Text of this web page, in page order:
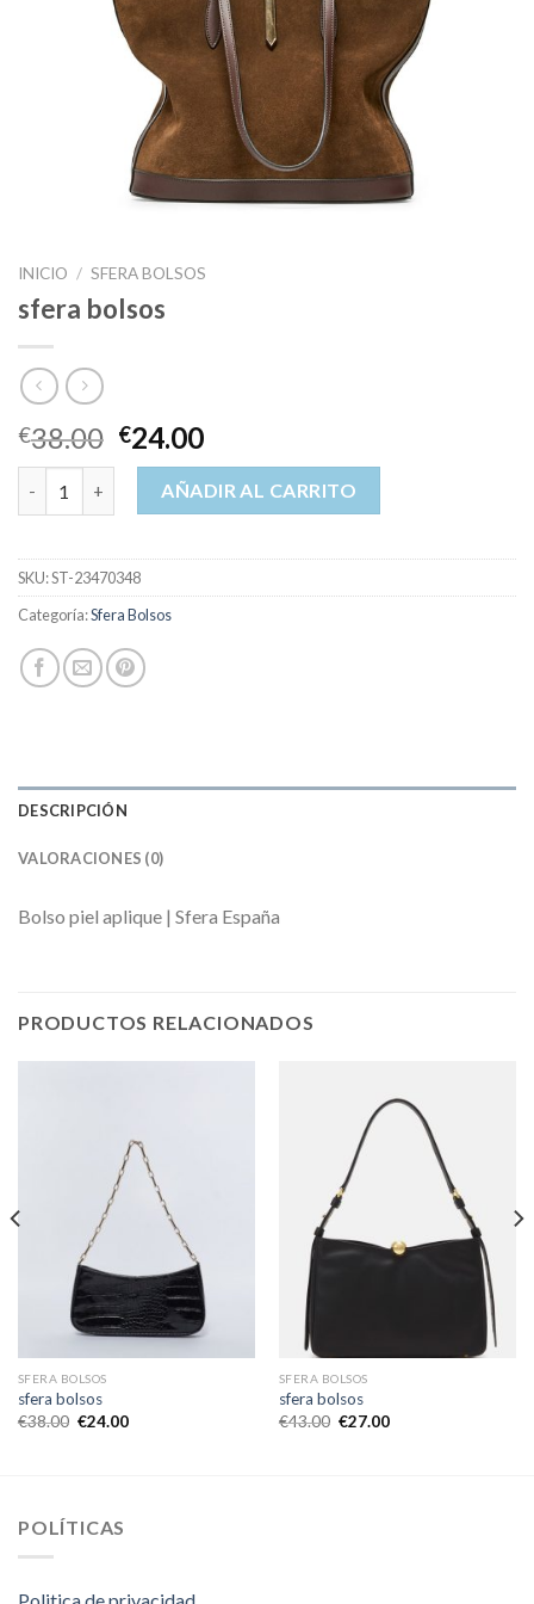
INICIO / SFERA BOLSOS
sfera bolsos
€38.00 €24.00
sfera bolsos cantidadAÑADIR AL CARRITO
SKU:ST-23470348
Categoría:Sfera Bolsos
DESCRIPCIÓN
VALORACIONES (0)
Bolso piel aplique | Sfera España
PRODUCTOS RELACIONADOS
SFERA BOLSOS
sfera bolsos
€38.00 €24.00
SFERA BOLSOS
sfera bolsos
€43.00 €27.00
POLÍTICAS